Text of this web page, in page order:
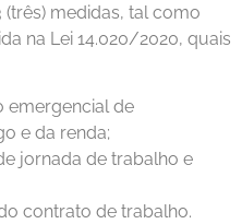
medidas, tal como
na Lei 14.020/2020, quais
emergencial de
e da renda;
jornada de trabalho e
contrato de trabalho.